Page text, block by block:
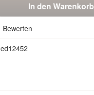
In den Warenkorb
Bewerten
ed12452